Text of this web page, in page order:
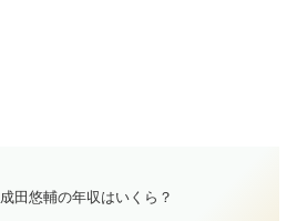
成田悠輔の年収はいくら？